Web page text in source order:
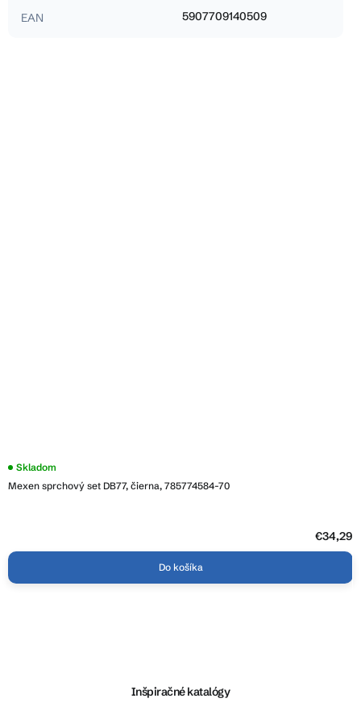
EAN
5907709140509
Mexen sprchový set DB77, čierna, 785774584-70
Skladom
€34,29
Do košíka
Inšpiračné katalógy